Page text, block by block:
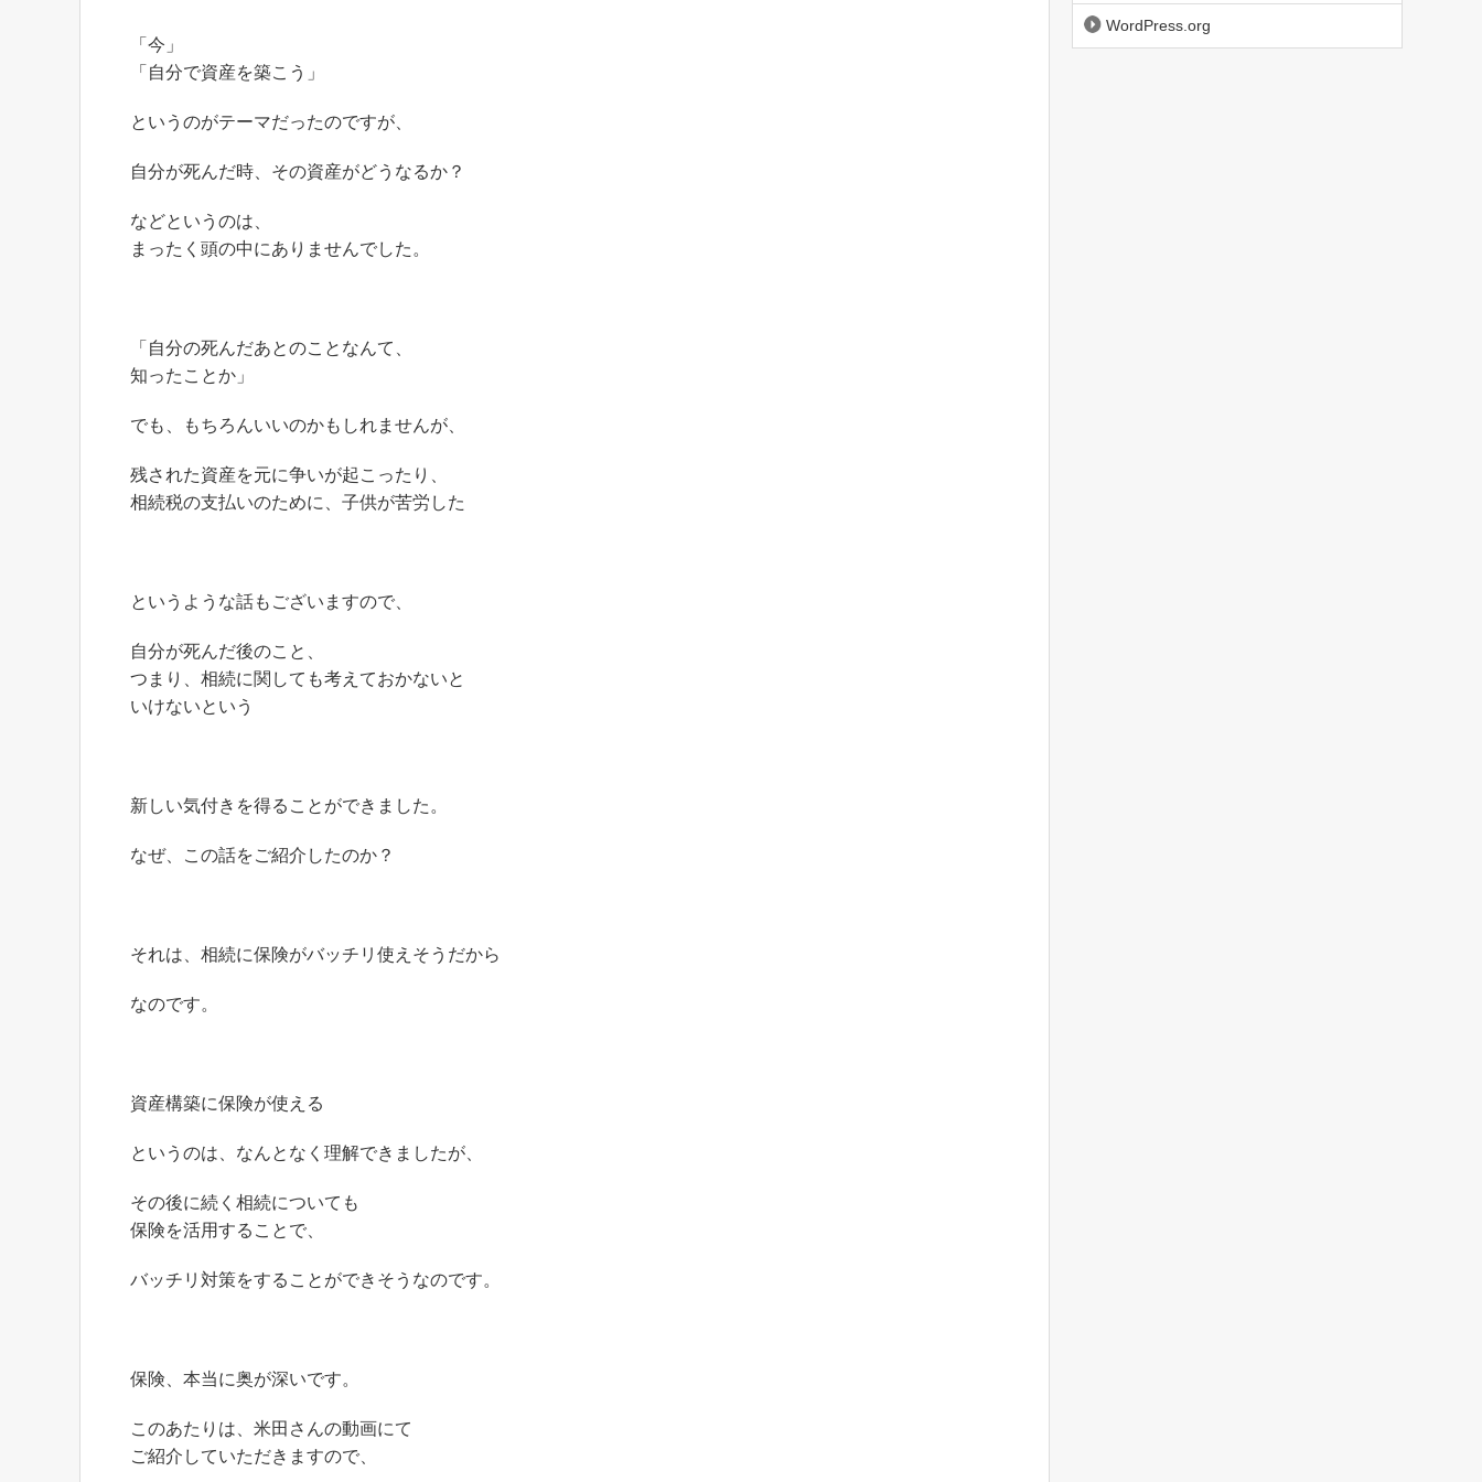
「今」
「自分で資産を築こう」
というのがテーマだったのですが、
自分が死んだ時、その資産がどうなるか？
などというのは、
まったく頭の中にありませんでした。
「自分の死んだあとのことなんて、
知ったことか」
でも、もちろんいいのかもしれませんが、
残された資産を元に争いが起こったり、
相続税の支払いのために、子供が苦労した
というような話もございますので、
自分が死んだ後のこと、
つまり、相続に関しても考えておかないと
いけないという
新しい気付きを得ることができました。
なぜ、この話をご紹介したのか？
それは、相続に保険がバッチリ使えそうだから
なのです。
資産構築に保険が使える
というのは、なんとなく理解できましたが、
その後に続く相続についても
保険を活用することで、
バッチリ対策をすることができそうなのです。
保険、本当に奥が深いです。
このあたりは、米田さんの動画にて
ご紹介していただきますので、
WordPress.org